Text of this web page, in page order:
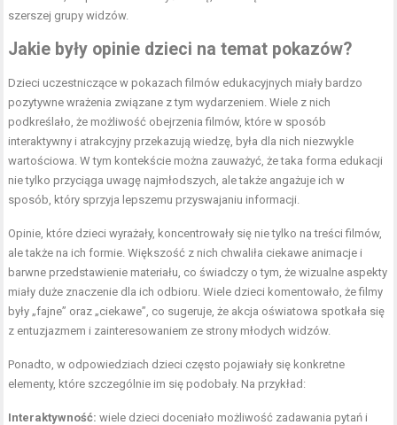
szerszej grupy widzów.
Jakie były opinie dzieci na temat pokazów?
Dzieci uczestniczące w pokazach filmów edukacyjnych miały bardzo
pozytywne wrażenia związane z tym wydarzeniem. Wiele z nich
podkreślało, że możliwość obejrzenia filmów, które w sposób
interaktywny i atrakcyjny przekazują wiedzę, była dla nich niezwykle
wartościowa. W tym kontekście można zauważyć, że taka forma edukacji
nie tylko przyciąga uwagę najmłodszych, ale także angażuje ich w
sposób, który sprzyja lepszemu przyswajaniu informacji.
Opinie, które dzieci wyrażały, koncentrowały się nie tylko na treści filmów,
ale także na ich formie. Większość z nich chwaliła ciekawe animacje i
barwne przedstawienie materiału, co świadczy o tym, że wizualne aspekty
miały duże znaczenie dla ich odbioru. Wiele dzieci komentowało, że filmy
były „fajne” oraz „ciekawe”, co sugeruje, że akcja oświatowa spotkała się
z entuzjazmem i zainteresowaniem ze strony młodych widzów.
Ponadto, w odpowiedziach dzieci często pojawiały się konkretne
elementy, które szczególnie im się podobały. Na przykład:
Interaktywność: wiele dzieci doceniało możliwość zadawania pytań i